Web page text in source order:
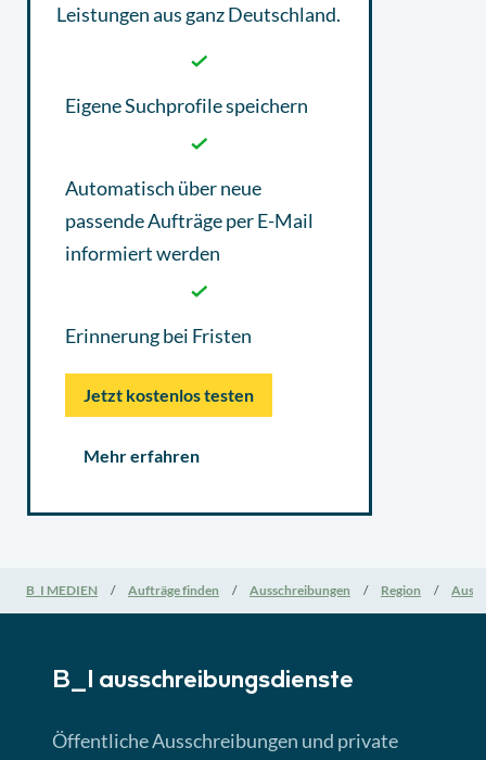
Leistungen aus ganz Deutschland.
Eigene Suchprofile speichern
Automatisch über neue
passende Aufträge per E-Mail
informiert werden
Erinnerung bei Fristen
Jetzt kostenlos testen
Mehr erfahren
B_I MEDIEN Aufträge finden Ausschreibungen Region
B_I ausschreibungs­dienste
Öffentliche Ausschreibungen und private